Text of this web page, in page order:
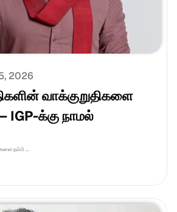
2026
வாக்குறுதிகளை
IGP-க்கு நாமல்
நம்பி ...